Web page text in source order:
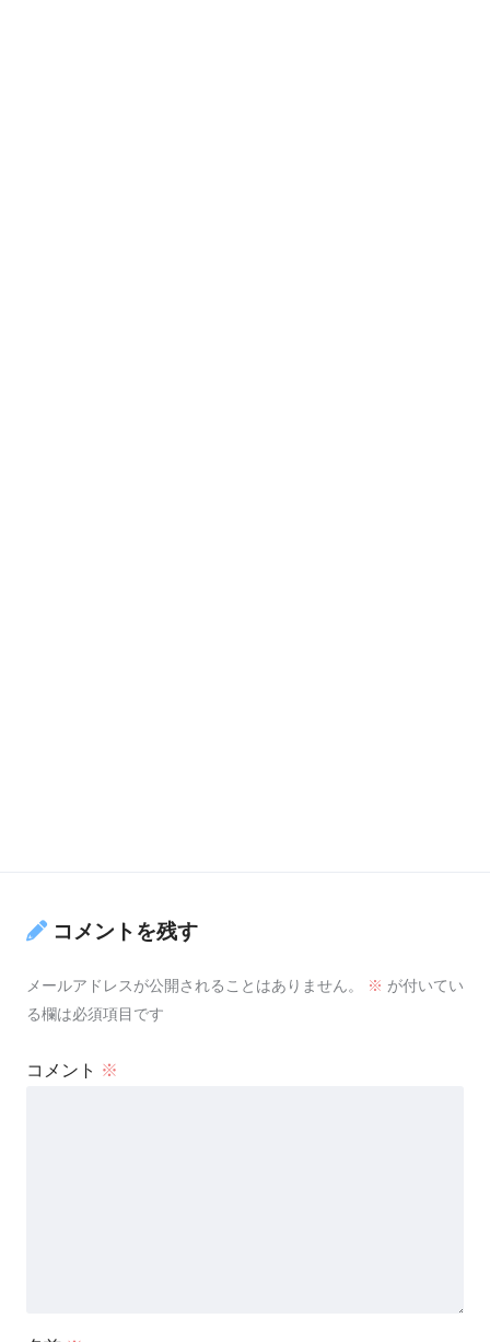
コメントを残す
メールアドレスが公開されることはありません。 ※ が付いてい
る欄は必須項目です
コメント ※